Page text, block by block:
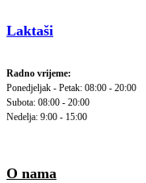
Laktaši
Radno vrijeme:
Ponedjeljak - Petak: 08:00 - 20:00
Subota: 08:00 - 20:00
Nedelja: 9:00 - 15:00
O nama